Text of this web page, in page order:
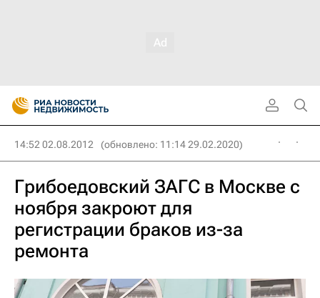
14:52 02.08.2012 (обновлено: 11:14 29.02.2020)
Грибоедовский ЗАГС в Москве с
ноября закроют для
регистрации браков из-за
ремонта